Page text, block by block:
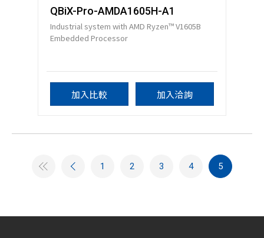
QBiX-Pro-AMDA1605H-A1
Industrial system with AMD Ryzen™ V1605B
Embedded Processor
加入比較 加入洽詢
1 2 3 4 5